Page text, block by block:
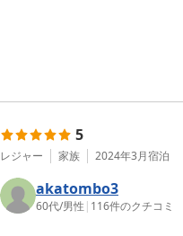
5
レジャー 家族 2024年3月宿泊
akatombo3
60代/男性 | 116件のクチコミ